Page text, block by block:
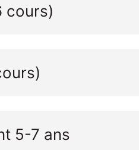
cours)
5-7 ans